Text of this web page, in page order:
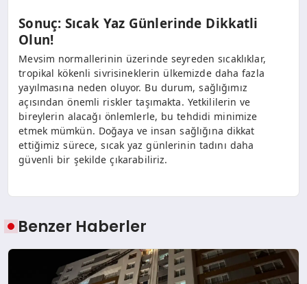
Sonuç: Sıcak Yaz Günlerinde Dikkatli
Olun!
Mevsim normallerinin üzerinde seyreden sıcaklıklar,
tropikal kökenli sivrisineklerin ülkemizde daha fazla
yayılmasına neden oluyor. Bu durum, sağlığımız
açısından önemli riskler taşımakta. Yetkililerin ve
bireylerin alacağı önlemlerle, bu tehdidi minimize
etmek mümkün. Doğaya ve insan sağlığına dikkat
ettiğimiz sürece, sıcak yaz günlerinin tadını daha
güvenli bir şekilde çıkarabiliriz.
Benzer Haberler